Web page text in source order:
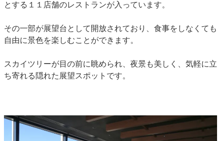
とする１１店舗のレストランが入っています。
その一部が展望台として開放されており、食事をしなくても
自由に景色を楽しむことができます。
スカイツリーが目の前に眺められ、夜景も美しく、気軽に立
ち寄れる隠れた展望スポットです。